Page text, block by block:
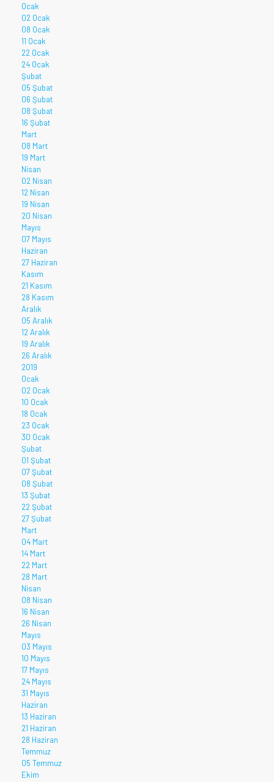
Ocak
02 Ocak
08 Ocak
11 Ocak
22 Ocak
24 Ocak
Şubat
05 Şubat
06 Şubat
08 Şubat
16 Şubat
Mart
08 Mart
19 Mart
Nisan
02 Nisan
12 Nisan
19 Nisan
20 Nisan
Mayıs
07 Mayıs
Haziran
27 Haziran
Kasım
21 Kasım
28 Kasım
Aralık
05 Aralık
12 Aralık
19 Aralık
26 Aralık
2019
Ocak
02 Ocak
10 Ocak
18 Ocak
23 Ocak
30 Ocak
Şubat
01 Şubat
07 Şubat
08 Şubat
13 Şubat
22 Şubat
27 Şubat
Mart
04 Mart
14 Mart
22 Mart
28 Mart
Nisan
08 Nisan
16 Nisan
26 Nisan
Mayıs
03 Mayıs
10 Mayıs
17 Mayıs
24 Mayıs
31 Mayıs
Haziran
13 Haziran
21 Haziran
28 Haziran
Temmuz
05 Temmuz
Ekim